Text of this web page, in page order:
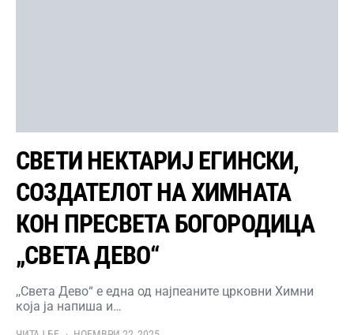
СВЕТИ НЕКТАРИЈ ЕГИНСКИ,
СОЗДАТЕЛОТ НА ХИМНАТА
КОН ПРЕСВЕТА БОГОРОДИЦА
„СВЕТА ДЕВО“
,,Света Дево“ е една од најпеаните црковни Химни
која ја напиша и…